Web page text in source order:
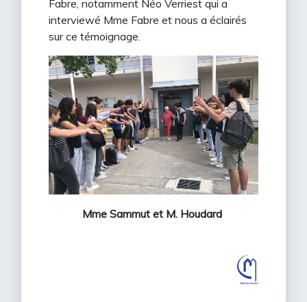
Fabre, notamment Néo Verriest qui a
interviewé Mme Fabre et nous a éclairés
sur ce témoignage.
Mme Sammut et M. Houdard